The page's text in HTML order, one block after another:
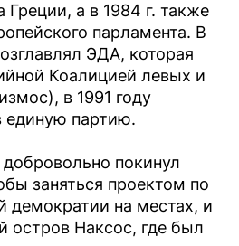
Греции, а в 1984 г. также
парламента. В
ЭДА, которая
Коалицией левых и
в 1991 году
единую партию.
покинул
заняться проектом по
демократии на местах, и
остров Наксос, где был